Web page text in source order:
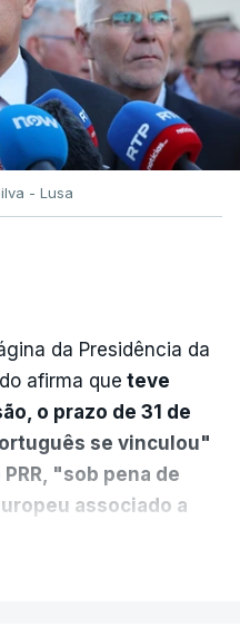
- Lusa
da Presidência da
afirma que teve
o prazo de 31 de
se vinculou"
"sob pena de
associado a